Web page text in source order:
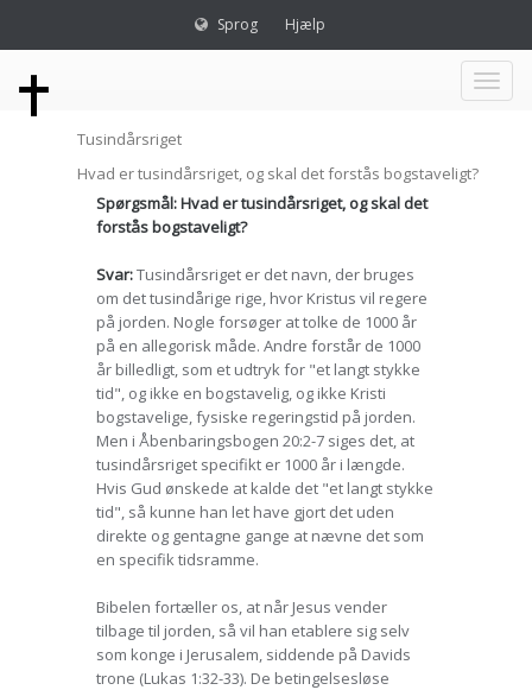
Sprog Hjælp
Toggle
Tusindårsriget
Hvad er tusindårsriget, og skal det forstås bogstaveligt?
Spørgsmål: Hvad er tusindårsriget, og skal det
forstås bogstaveligt?
Svar:Tusindårsriget er det navn, der bruges
om det tusindårige rige, hvor Kristus vil regere
på jorden. Nogle forsøger at tolke de 1000 år
på en allegorisk måde. Andre forstår de 1000
år billedligt, som et udtryk for "et langt stykke
tid", og ikke en bogstavelig, og ikke Kristi
bogstavelige, fysiske regeringstid på jorden.
Men i Åbenbaringsbogen 20:2-7 siges det, at
tusindårsriget specifikt er 1000 år i længde.
Hvis Gud ønskede at kalde det "et langt stykke
tid", så kunne han let have gjort det uden
direkte og gentagne gange at nævne det som
en specifik tidsramme.
Bibelen fortæller os, at når Jesus vender
tilbage til jorden, så vil han etablere sig selv
som konge i Jerusalem, siddende på Davids
trone (Lukas 1:32-33). De betingelsesløse